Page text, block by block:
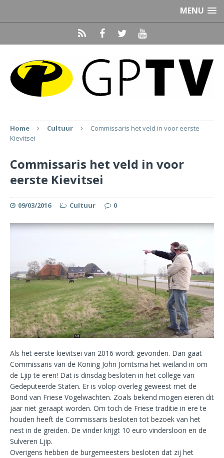
MENU
Home Cultuur
Commissaris het veld in voor eerste
Kievitsei
Commissaris het veld in voor
eerste Kievitsei
09/03/2016 Cultuur 0
Als het eerste kievitsei van 2016 wordt gevonden. Dan gaat
Commissaris van de Koning John Jorritsma het weiland in om
de Ljip te eren! Dat is dinsdag besloten in het college van
Gedeputeerde Staten. Er is volop overleg geweest met de
Bond van Friese Vogelwachten. Zoals bekend mogen eieren dit
jaar niet geraapt worden. Om toch de Friese traditie in ere te
houden heeft de Commissaris besloten tot bezoek van het
nest in de greiden. De vinder krijgt 10 euro vindersloon en de
Sulveren Ljip.
Overigens hebben de burgemeesters besloten dat zij het